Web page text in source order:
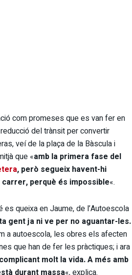
com promeses que es van fer en
del trànsit per convertir
veí de la plaça de la Bàscula i
que «amb la primera fase del
, però segueix havent-hi
perquè és impossible«.
queixa en Jaume, de l’Autoescola
gent ja ni ve per no aguantar-les.
a autoescola, les obres els afecten
que han de fer les pràctiques; i ara
molt la vida. A més amb
durant massa«, explica.